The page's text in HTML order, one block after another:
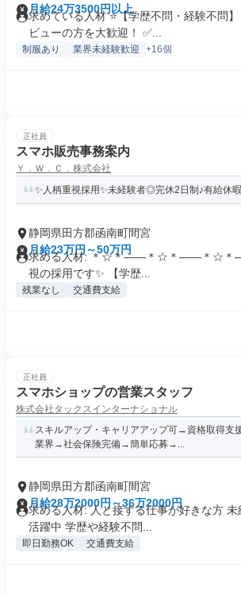
月給24万3500円以上
求めている人材 ⭐️【学歴不問・経験不問
ビューの方を大歓迎！ ✅...
制服あり 業界未経験歓迎 +16個
正社員
スマホ販売事務案内
Ｙ．Ｗ．Ｃ．株式会社
✨人柄重視採用✨未経験者◎完休2日制♪有給休
静岡県田方郡函南町間宮
月給23万円～50万円
求める人材: ＊☆＊――＊☆＊――＊☆＊
視の採用です✨ 【学歴...
残業なし 交通費支給
正社員
スマホショップの営業スタッフ
株式会社タックスインターナショナル
スキルアップ・キャリアアップ可→資格取得支
業界→社会保険完備→簡単応募→...
静岡県田方郡函南町間宮
月給28万2000円～36万2000円
求める人材: 人と接する仕事が好きな方
活躍中 学歴や経験不問...
即日勤務OK 交通費支給